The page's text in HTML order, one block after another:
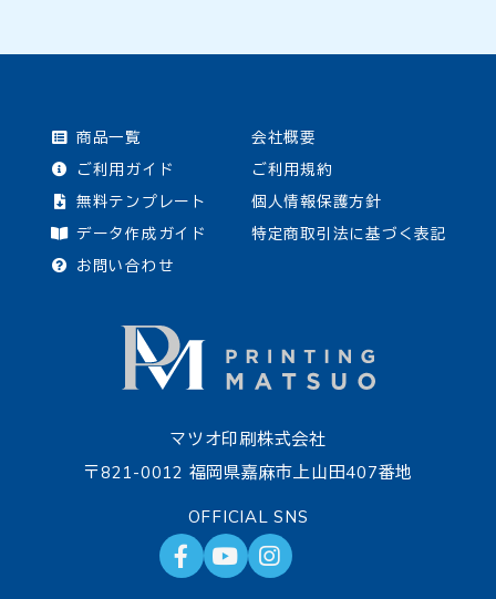
マツオ印刷株式会社
〒821-0012 福岡県嘉麻市上山田407番地
OFFICIAL SNS
商品一覧
ご利用ガイド
無料テンプレート
データ作成ガイド
お問い合わせ
会社概要
ご利用規約
個人情報保護方針
特定商取引法に基づく表記